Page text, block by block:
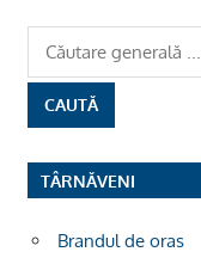
TÂRNĂVENI
Brandul de oras